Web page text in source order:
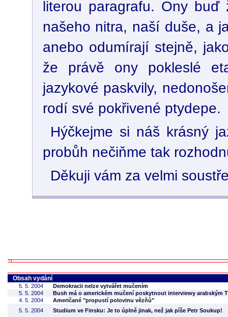
literou paragrafu. Ony
našeho nitra, naší duše, a
anebo odumírají stejně,
že právě ony pokleslé
jazykové paskvily,
rodí své pokřivené ptydepe.
Hýčkejme si náš krásný
probůh nečiňme tak
Děkuji vám za velmi
Obsah vydání
5. 5. 2004
Demokracii nelze vytvářet mučením
5. 5. 2004
Bush má o americkém mučení poskytnout interviewy arabským
4. 5. 2004
Američané "propustí polovinu vězňů"
5. 5. 2004
Studium ve Finsku: Je to úplně jinak, než jak píše Petr Soukup!